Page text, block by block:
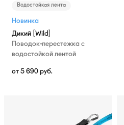
Водостойкая лента
Новинка
Дикий [Wild]
Поводок-перестежка с
водостойкой лентой
от 5 690 руб.